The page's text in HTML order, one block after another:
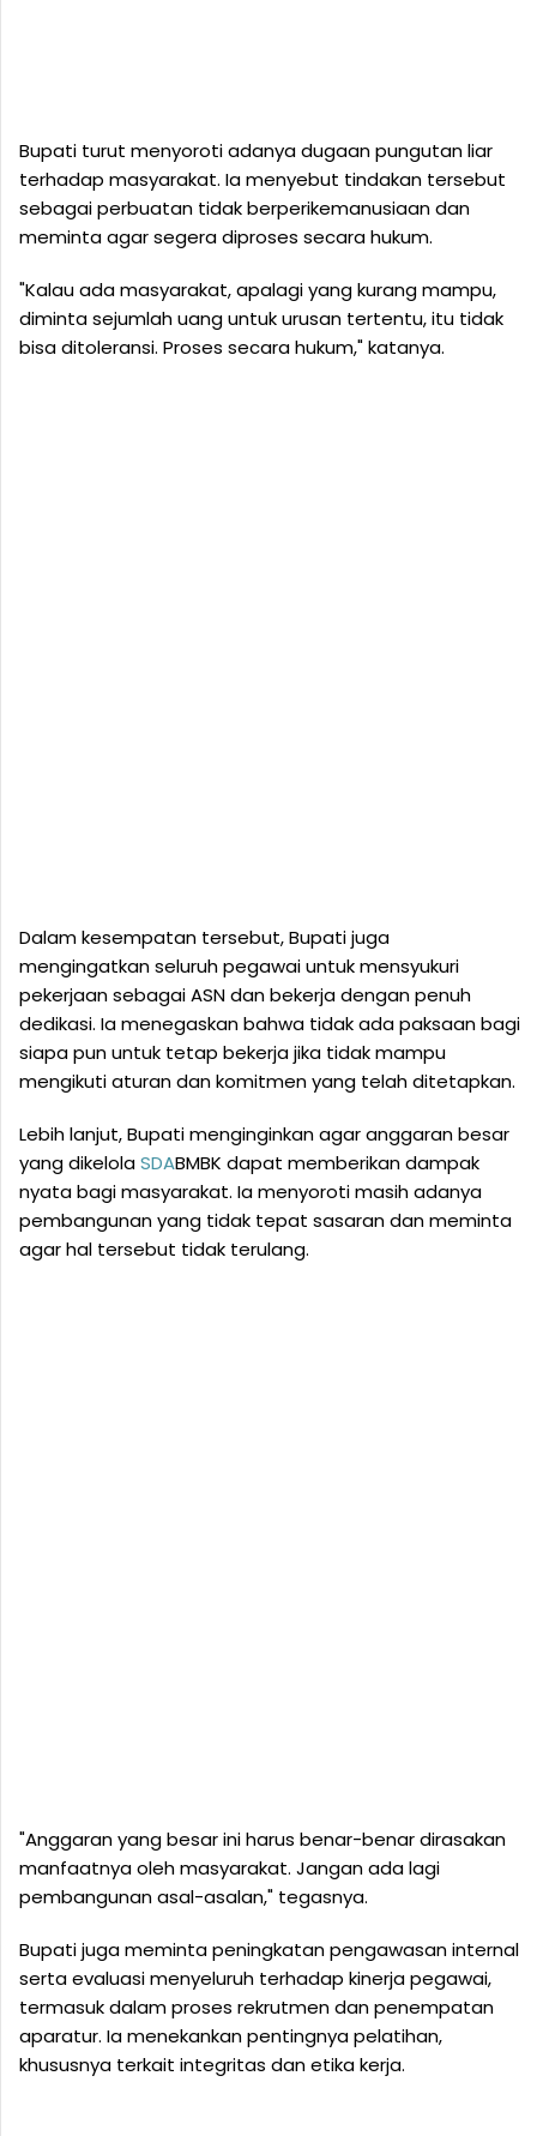
Bupati turut menyoroti adanya dugaan pungutan liar
terhadap masyarakat. Ia menyebut tindakan tersebut
sebagai perbuatan tidak berperikemanusiaan dan
meminta agar segera diproses secara hukum.
"Kalau ada masyarakat, apalagi yang kurang mampu,
diminta sejumlah uang untuk urusan tertentu, itu tidak
bisa ditoleransi. Proses secara hukum," katanya.
Dalam kesempatan tersebut, Bupati juga
mengingatkan seluruh pegawai untuk mensyukuri
pekerjaan sebagai ASN dan bekerja dengan penuh
dedikasi. Ia menegaskan bahwa tidak ada paksaan bagi
siapa pun untuk tetap bekerja jika tidak mampu
mengikuti aturan dan komitmen yang telah ditetapkan.
Lebih lanjut, Bupati menginginkan agar anggaran besar
yang dikelolaSDABMBK dapat memberikan dampak
nyata bagi masyarakat. Ia menyoroti masih adanya
pembangunan yang tidak tepat sasaran dan meminta
agar hal tersebut tidak terulang.
"Anggaran yang besar ini harus benar-benar dirasakan
manfaatnya oleh masyarakat. Jangan ada lagi
pembangunan asal-asalan," tegasnya.
Bupati juga meminta peningkatan pengawasan internal
serta evaluasi menyeluruh terhadap kinerja pegawai,
termasuk dalam proses rekrutmen dan penempatan
aparatur. Ia menekankan pentingnya pelatihan,
khususnya terkait integritas dan etika kerja.